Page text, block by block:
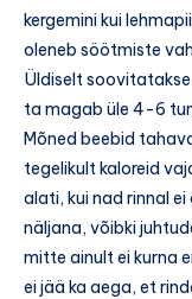
kergemini kui
oleneb söötmiste
Üldiselt
ta magab üle 4-6
Mõned beebid
tegelikult kaloreid
alati, kui nad rinnal
näljana, võibki
mitte ainult ei kurna
ei jää ka aega, et